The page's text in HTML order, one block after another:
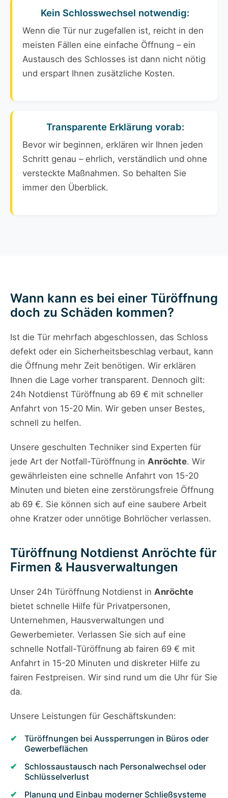
Kein Schlosswechsel notwendig:
Wenn die Tür nur zugefallen ist, reicht in den
meisten Fällen eine einfache Öffnung – ein
Austausch des Schlosses ist dann nicht nötig
und erspart Ihnen zusätzliche Kosten.
Transparente Erklärung vorab:
Bevor wir beginnen, erklären wir Ihnen jeden
Schritt genau – ehrlich, verständlich und ohne
versteckte Maßnahmen. So behalten Sie
immer den Überblick.
Wann kann es bei einer Türöffnung
doch zu Schäden kommen?
Ist die Tür mehrfach abgeschlossen, das Schloss
defekt oder ein Sicherheitsbeschlag verbaut, kann
die Öffnung mehr Zeit benötigen. Wir erklären
Ihnen die Lage vorher transparent. Dennoch gilt:
24h Notdienst Türöffnung ab 69 € mit schneller
Anfahrt von 15-20 Min. Wir geben unser Bestes,
schnell zu helfen.
Unsere geschulten Techniker sind Experten für
jede Art der Notfall-Türöffnung in Anröchte. Wir
gewährleisten eine schnelle Anfahrt von 15-20
Minuten und bieten eine zerstörungsfreie Öffnung
ab 69 €. Sie können sich auf eine saubere Arbeit
ohne Kratzer oder unnötige Bohrlöcher verlassen.
Türöffnung Notdienst Anröchte für
Firmen & Hausverwaltungen
Unser 24h Türöffnung Notdienst in Anröchte
bietet schnelle Hilfe für Privatpersonen,
Unternehmen, Hausverwaltungen und
Gewerbemieter. Verlassen Sie sich auf eine
schnelle Notfall-Türöffnung ab fairen 69 € mit
Anfahrt in 15-20 Minuten und diskreter Hilfe zu
fairen Festpreisen. Wir sind rund um die Uhr für Sie
da.
Unsere Leistungen für Geschäftskunden:
Türöffnungen bei Aussperrungen in Büros oder
Gewerbeflächen
Schlossaustausch nach Personalwechsel oder
Schlüsselverlust
Planung und Einbau moderner Schließsysteme